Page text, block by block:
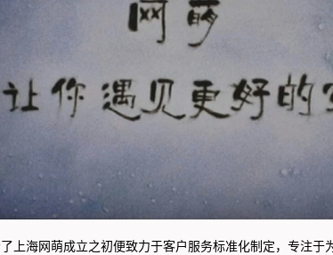
海网萌成立之初便致力于客户服务标准化制定，专注于